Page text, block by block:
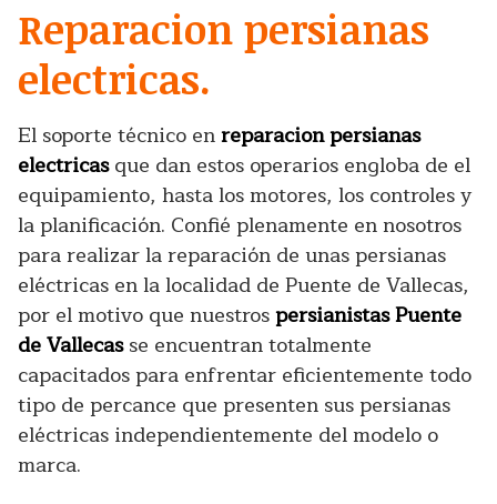
Reparacion persianas
electricas.
El soporte técnico enreparacion persianas
electricasque dan estos operarios engloba de el
equipamiento, hasta los motores, los controles y
la planificación. Confié plenamente en nosotros
para realizar la reparación de unas persianas
eléctricas en la localidad de Puente de Vallecas,
por el motivo que nuestrospersianistas Puente
de Vallecasse encuentran totalmente
capacitados para enfrentar eficientemente todo
tipo de percance que presenten sus persianas
eléctricas independientemente del modelo o
marca.